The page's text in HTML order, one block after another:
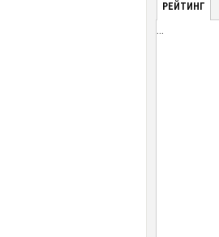
РЕЙТИНГ
...